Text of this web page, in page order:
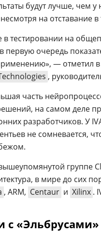
будут лучше, чем
на отставание
в тестировании на
первую очередь
— отметил в
,
часть
на самом деле
разработчиков. У
не сомневается,
группе
в мире до сих
, ARM, Centaur и Xilinx .
с